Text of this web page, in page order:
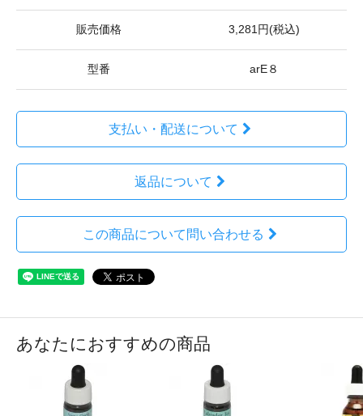
販売価格 3,281円(税込)
型番 arE８
支払い・配送について
返品について
この商品について問い合わせる
あなたにおすすめの商品